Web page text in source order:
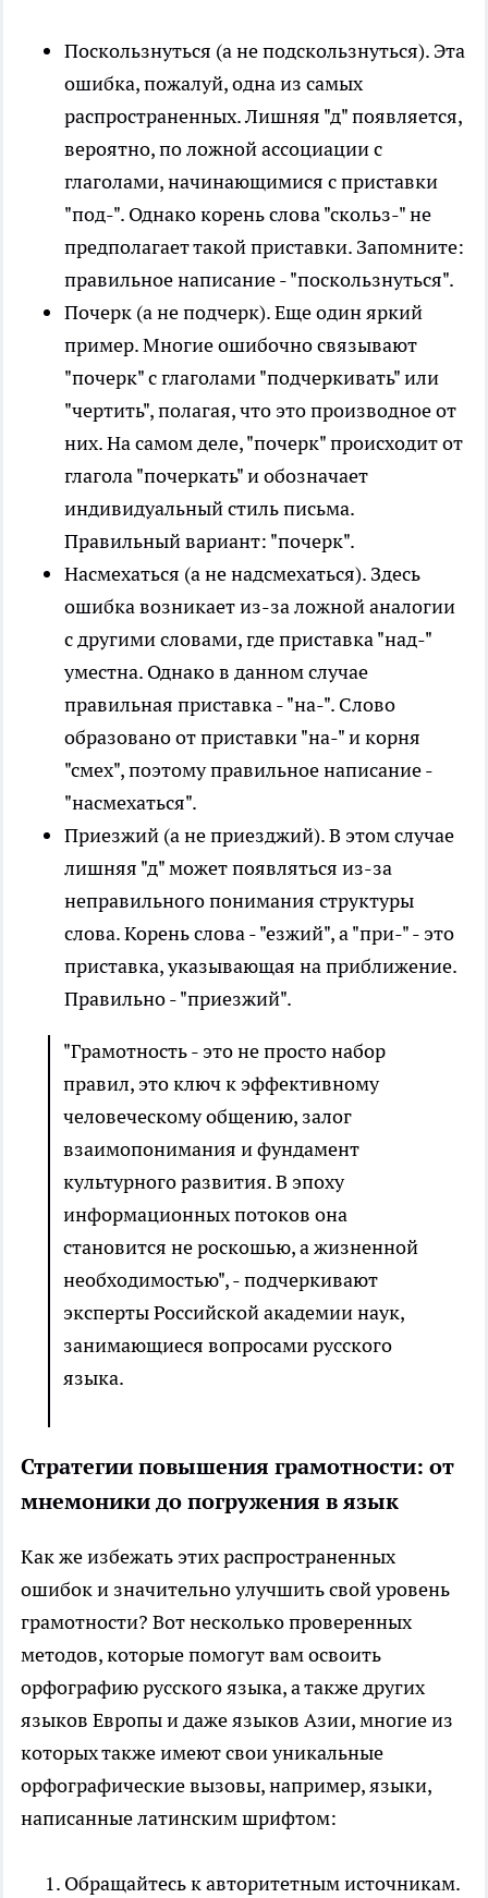
Поскользнуться (а не подскользнуться). Эта
ошибка, пожалуй, одна из самых
распространенных. Лишняя "д" появляется,
вероятно, по ложной ассоциации с
глаголами, начинающимися с приставки
"под-". Однако корень слова "скольз-" не
предполагает такой приставки. Запомните:
правильное написание - "поскользнуться".
Почерк (а не подчерк). Еще один яркий
пример. Многие ошибочно связывают
"почерк" с глаголами "подчеркивать" или
"чертить", полагая, что это производное от
них. На самом деле, "почерк" происходит от
глагола "почеркать" и обозначает
индивидуальный стиль письма.
Правильный вариант: "почерк".
Насмехаться (а не надсмехаться). Здесь
ошибка возникает из-за ложной аналогии
с другими словами, где приставка "над-"
уместна. Однако в данном случае
правильная приставка - "на-". Слово
образовано от приставки "на-" и корня
"смех", поэтому правильное написание -
"насмехаться".
Приезжий (а не приезджий). В этом случае
лишняя "д" может появляться из-за
неправильного понимания структуры
слова. Корень слова - "езжий", а "при-" - это
приставка, указывающая на приближение.
Правильно - "приезжий".
"Грамотность - это не просто набор
правил, это ключ к эффективному
человеческому общению, залог
взаимопонимания и фундамент
культурного развития. В эпоху
информационных потоков она
становится не роскошью, а жизненной
необходимостью", - подчеркивают
эксперты Российской академии наук,
занимающиеся вопросами русского
языка.
Стратегии повышения грамотности: от
мнемоники до погружения в язык
Как же избежать этих распространенных
ошибок и значительно улучшить свой уровень
грамотности? Вот несколько проверенных
методов, которые помогут вам освоить
орфографию русского языка, а также других
языков Европы и даже языков Азии, многие из
которых также имеют свои уникальные
орфографические вызовы, например, языки,
написанные латинским шрифтом:
Обращайтесь к авторитетным источникам.